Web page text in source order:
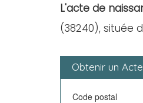
L'acte de
(38240), située
Obtenir un
Code postal